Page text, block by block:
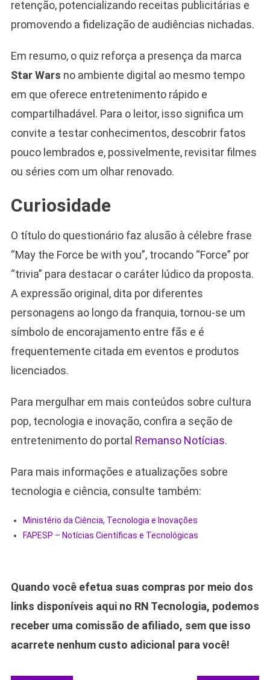
retenção, potencializando receitas publicitárias e
promovendo a fidelização de audiências nichadas.
Em resumo, o quiz reforça a presença da marca
Star Wars no ambiente digital ao mesmo tempo
em que oferece entretenimento rápido e
compartilhadável. Para o leitor, isso significa um
convite a testar conhecimentos, descobrir fatos
pouco lembrados e, possivelmente, revisitar filmes
ou séries com um olhar renovado.
Curiosidade
O título do questionário faz alusão à célebre frase
“May the Force be with you”, trocando “Force” por
“trivia” para destacar o caráter lúdico da proposta.
A expressão original, dita por diferentes
personagens ao longo da franquia, tornou-se um
símbolo de encorajamento entre fãs e é
frequentemente citada em eventos e produtos
licenciados.
Para mergulhar em mais conteúdos sobre cultura
pop, tecnologia e inovação, confira a seção de
entretenimento do portal Remanso Notícias.
Para mais informações e atualizações sobre
tecnologia e ciência, consulte também:
Ministério da Ciência, Tecnologia e Inovações
FAPESP – Notícias Científicas e Tecnológicas
Quando você efetua suas compras por meio dos
links disponíveis aqui no RN Tecnologia, podemos
receber uma comissão de afiliado, sem que isso
acarrete nenhum custo adicional para você!